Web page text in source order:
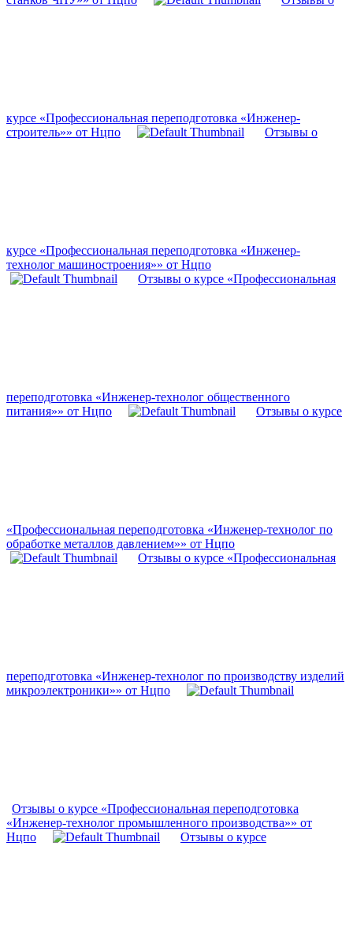
курсе «Профессиональная переподготовка «Инженер-
строитель»» от Нцпо
Отзывы о
курсе «Профессиональная переподготовка «Инженер-
технолог машиностроения»» от Нцпо
Отзывы о курсе «Профессиональная
переподготовка «Инженер-технолог общественного
питания»» от Нцпо
Отзывы о курсе
«Профессиональная переподготовка «Инженер-технолог по
обработке металлов давлением»» от Нцпо
Отзывы о курсе «Профессиональная
переподготовка «Инженер-технолог по производству изделий
микроэлектроники»» от Нцпо
Отзывы о курсе «Профессиональная переподготовка
«Инженер-технолог промышленного производства»» от
Нцпо
Отзывы о курсе